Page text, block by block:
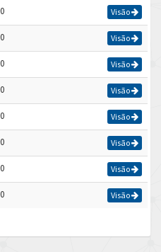
0 Visão
0 Visão
0 Visão
0 Visão
0 Visão
0 Visão
0 Visão
0 Visão